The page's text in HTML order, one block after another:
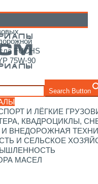
Search Button
И ЛЁГКИЕ
КВАДРОЦИКЛЫ,
ВНЕДОРОЖНАЯ
И СЕЛЬСКОЕ
МАСЕЛ
FUCHS
75W-90